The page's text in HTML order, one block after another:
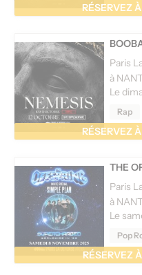
RÉSERVEZ
Paris
à
Le
Rap
RÉSERVEZ
THE
Paris
à
Le
Pop
RÉSERVEZ